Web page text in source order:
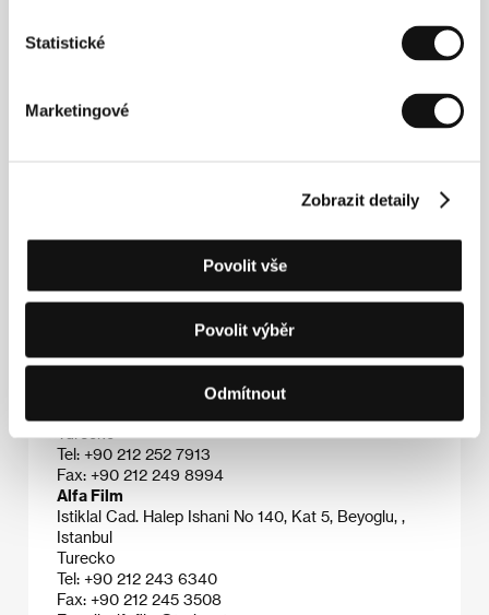
Statistické
Marketingové
Zobrazit detaily
Povolit vše
Povolit výběr
Odmítnout
uměleckou úroveň, jeho dílo bylo oceněno množstvím
národních a mezinárodních cen a dostalo se mu
festivalech. Filmová adaptace Ajtmatovova románu
Dívka s rudým šátkem
) z
Festival on Wheels - Ankara Cinema Association
Abay Kunanbay Cad 33/6, 06700, Ankara
Turecko
Tel: +90 532 655 6633
E-mail:basakemre.festival@gmail.com
Tel: +90 212 252 7913
Fax: +90 212 249 8994
Alfa Film
Istiklal Cad. Halep Ishani No 140, Kat 5, Beyoglu, ,
Istanbul
Turecko
Tel: +90 212 243 6340
Fax: +90 212 245 3508